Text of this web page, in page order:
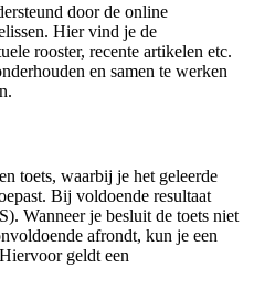
door de online
Hier vind je de
rooster, recente artikelen etc.
en samen te werken
toets, waarbij je het geleerde
Bij voldoende resultaat
Wanneer je besluit de toets niet
afrondt, kun je een
geldt een